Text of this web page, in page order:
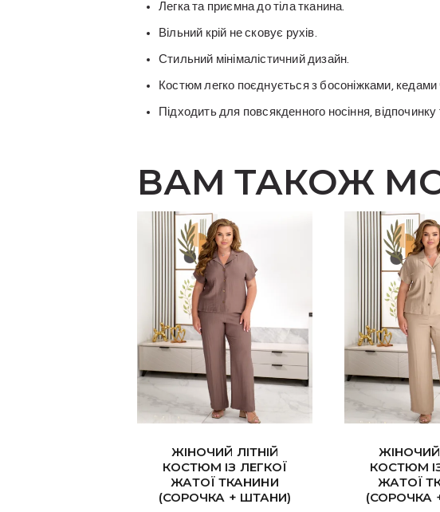
Легка та приємна до тіла тканина.
Вільний крій не сковує рухів.
Стильний мінімалістичний дизайн.
Костюм легко поєднується з босоніжками,
Підходить для повсякденного носіння,
ВАМ ТАКОЖ
ЖІНОЧИЙ ЛІТНІЙ
КОСТЮМ ІЗ ЛЕГКОЇ
ЖАТОЇ ТКАНИНИ
(СОРОЧКА + ШТАНИ)
ЖІНОЧИЙ
КОСТЮМ
ЖАТОЇ
(СОРОЧКА